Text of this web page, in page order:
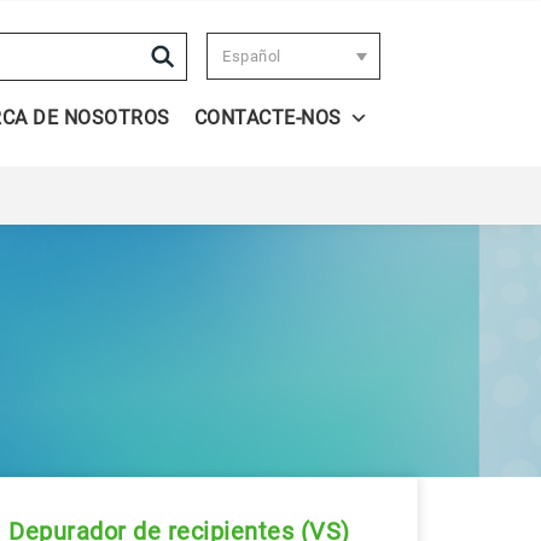
Español
DE NOSOTROS CONTACTE-NOS
Depurador de recipientes (VS)